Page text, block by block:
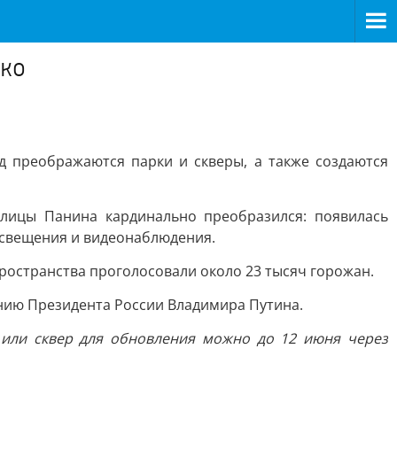
парки и скверы, а также создаются
Панина кардинально преобразился: появилась
и видеонаблюдения.
проголосовали около 23 тысяч горожан.
Президента России Владимира Путина.
сквер для обновления можно до 12 июня через